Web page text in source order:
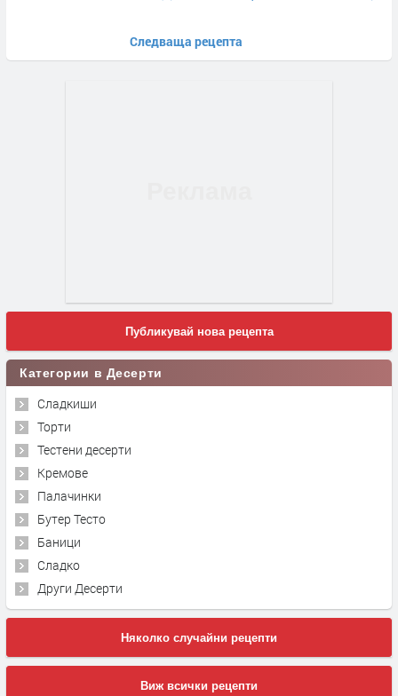
Следваща рецепта
Публикувай нова рецепта
Категории в Десерти
Сладкиши
Торти
Тестени десерти
Кремове
Палачинки
Бутер Тесто
Баници
Сладко
Други Десерти
Няколко случайни рецепти
Виж всички рецепти